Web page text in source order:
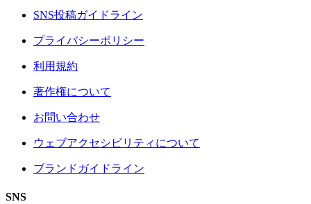
SNS投稿ガイドライン
プライバシーポリシー
利用規約
著作権について
お問い合わせ
ウェブアクセシビリティについて
ブランドガイドライン
SNS